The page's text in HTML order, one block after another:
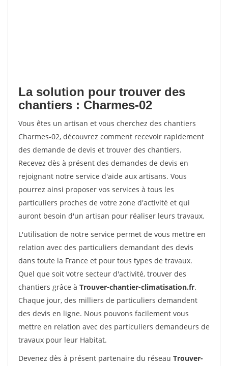
La solution pour trouver des
chantiers : Charmes-02
Vous êtes un artisan et vous cherchez des chantiers
Charmes-02, découvrez comment recevoir rapidement
des demande de devis et trouver des chantiers.
Recevez dès à présent des demandes de devis en
rejoignant notre service d'aide aux artisans. Vous
pourrez ainsi proposer vos services à tous les
particuliers proches de votre zone d'activité et qui
auront besoin d'un artisan pour réaliser leurs travaux.
L'utilisation de notre service permet de vous mettre en
relation avec des particuliers demandant des devis
dans toute la France et pour tous types de travaux.
Quel que soit votre secteur d'activité, trouver des
chantiers grâce à Trouver-chantier-climatisation.fr.
Chaque jour, des milliers de particuliers demandent
des devis en ligne. Nous pouvons facilement vous
mettre en relation avec des particuliers demandeurs de
travaux pour leur Habitat.
Devenez dès à présent partenaire du réseau Trouver-